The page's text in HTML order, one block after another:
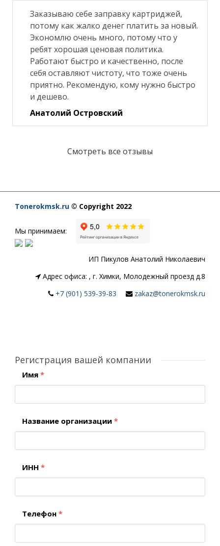
Заказываю себе заправку картриджей,
потому как жалко денег платить за новый.
Экономлю очень много, потому что у
ребят хорошая ценовая политика.
Работают быстро и качественно, после
себя оставляют чистоту, что тоже очень
приятно. Рекомендую, кому нужно быстро
и дешево.
Анатолий Островский
Смотреть все отзывы
Tonerokmsk.ru © Copyright 2022
Мы принимаем:
ИП Пикулов Анатолий Николаевич
Адрес офиса: , г. Химки, Молодежный проезд д.8
+7 (901) 539-39-83
zakaz@tonerokmsk.ru
Регистрация вашей компании
Имя *
Название организации *
ИНН *
Телефон *